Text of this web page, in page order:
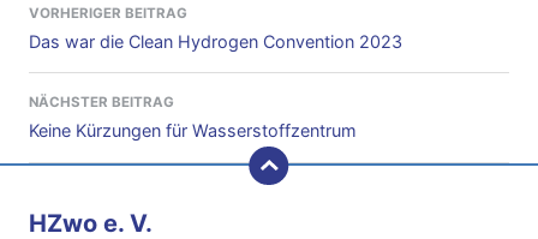
VORHERIGER BEITRAG
Das war die Clean Hydrogen Convention 2023
NÄCHSTER BEITRAG
Keine Kürzungen für Wasserstoffzentrum
nach oben
HZwo e. V.